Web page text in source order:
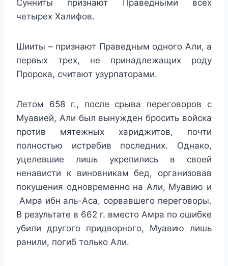
Сунниты признают Праведными всех
четырех Халифов.
Шииты – признают Праведным одного Али, а
первых трех, не принадлежащих роду
Пророка, считают узурпаторами.
Летом 658 г., после срыва переговоров с
Муавией, Али был вынужден бросить войска
против мятежных хариджитов, почти
полностью истребив последних. Однако,
уцелевшие лишь укрепились в своей
ненависти к виновникам бед, организовав
покушения одновременно на Али, Муавию и
Амра ибн аль-Аса, сорвавшего переговоры.
В результате в 662 г. вместо Амра по ошибке
убили другого придворного, Муавию лишь
ранили, погиб только Али.